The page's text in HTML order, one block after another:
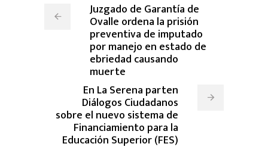
Juzgado de Garantía de
Ovalle ordena la prisión
preventiva de imputado
por manejo en estado de
ebriedad causando
muerte
En La Serena parten
Diálogos Ciudadanos
sobre el nuevo sistema de
Financiamiento para la
Educación Superior (FES)